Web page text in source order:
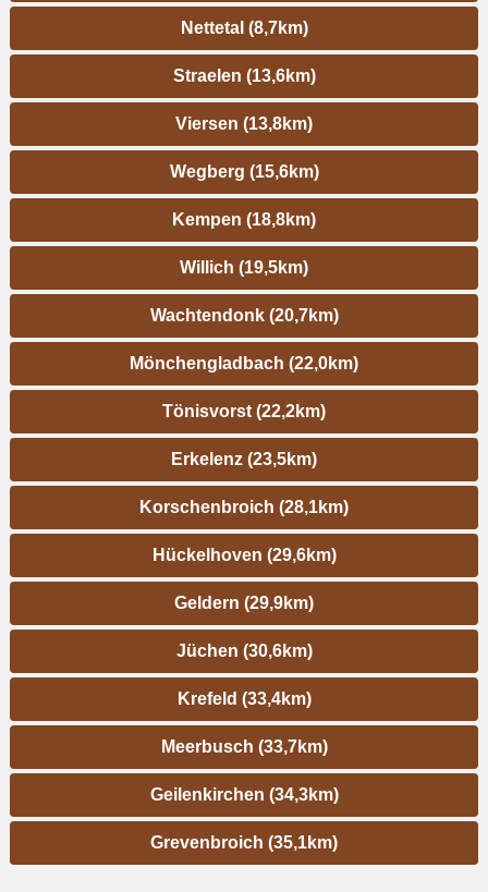
Nettetal (8,7km)
Straelen (13,6km)
Viersen (13,8km)
Wegberg (15,6km)
Kempen (18,8km)
Willich (19,5km)
Wachtendonk (20,7km)
Mönchengladbach (22,0km)
Tönisvorst (22,2km)
Erkelenz (23,5km)
Korschenbroich (28,1km)
Hückelhoven (29,6km)
Geldern (29,9km)
Jüchen (30,6km)
Krefeld (33,4km)
Meerbusch (33,7km)
Geilenkirchen (34,3km)
Grevenbroich (35,1km)